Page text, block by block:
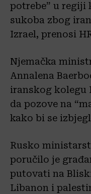
potrebe” u regiji
sukoba zbog
Izrael, prenosi
Njemačka
Annalena
iranskog kolegu
da pozove na
kako bi se
Rusko
poručilo je
putovati na
Libanon i